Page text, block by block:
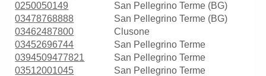
0250050149
San Pellegrino Terme (BG)
03478768888
San Pellegrino Terme (BG)
03462487800
Clusone
03452696744
San Pellegrino Terme
0394509477821
San Pellegrino Terme
03512001045
San Pellegrino Terme